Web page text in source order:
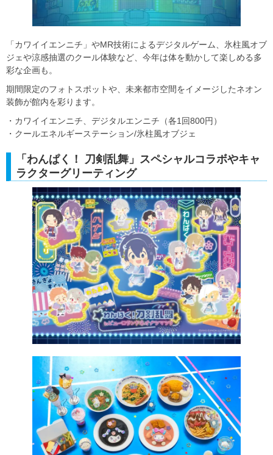
「カワイイエンニチ」やMR技術によるデジタルゲーム、氷柱風オブ
ジェや涼感抽選のクール体験など、今年は体を動かして楽しめる多
彩な企画も。
期間限定のフォトスポットや、未来都市空間をイメージしたネオン
装飾が館内を彩ります。
・カワイイエンニチ、デジタルエンニチ（各1回800円）
・クールエネルギーステーション/氷柱風オブジェ
「わんぱく！ 刀剣乱舞」スペシャルコラボやキャ
ラクターグリーティング